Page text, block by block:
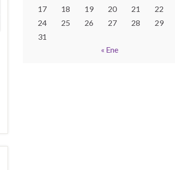
17
18 19 20 21 22
24
25 26 27 28 29
31
« Ene